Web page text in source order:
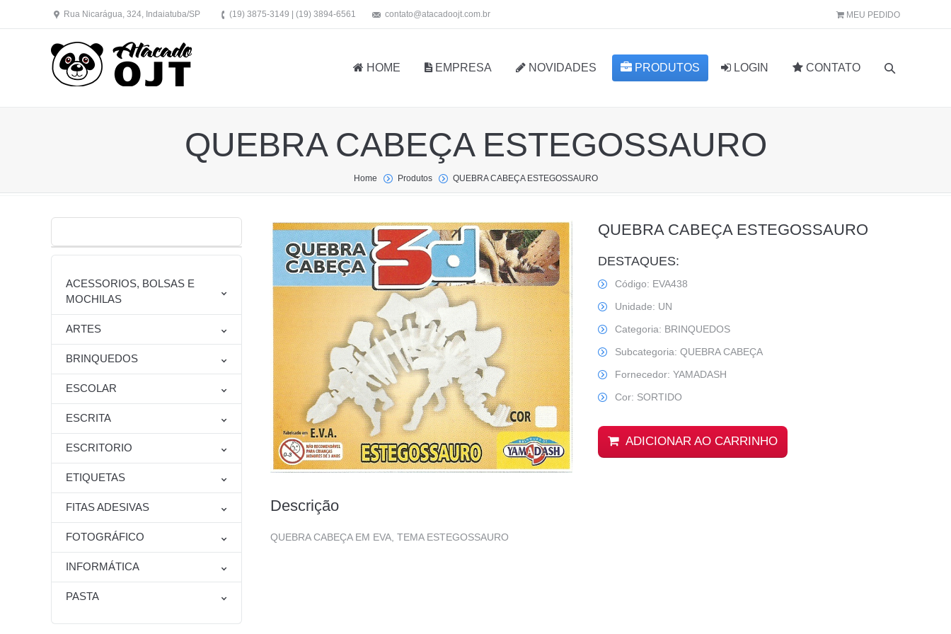
Rua Nicarágua, 324, Indaiatuba/SP (19) 3875-3149 | (19) 3894-6561 contato@atacadoojt.com.br MEU PEDIDO
HOME EMPRESA NOVIDADES PRODUTOS LOGIN CONTATO
QUEBRA CABEÇA ESTEGOSSAURO
Home Produtos QUEBRA CABEÇA ESTEGOSSAURO
QUEBRA CABEÇA ESTEGOSSAURO
DESTAQUES:
Código: EVA438
Unidade: UN
Categoria: BRINQUEDOS
Subcategoria: QUEBRA CABEÇA
Fornecedor: YAMADASH
Cor: SORTIDO
ADICIONAR AO CARRINHO
Descrição
QUEBRA CABEÇA EM EVA, TEMA ESTEGOSSAURO
ACESSORIOS, BOLSAS E
MOCHILAS
ARTES
BRINQUEDOS
ESCOLAR
ESCRITA
ESCRITORIO
ETIQUETAS
FITAS ADESIVAS
FOTOGRÁFICO
INFORMÁTICA
PASTA